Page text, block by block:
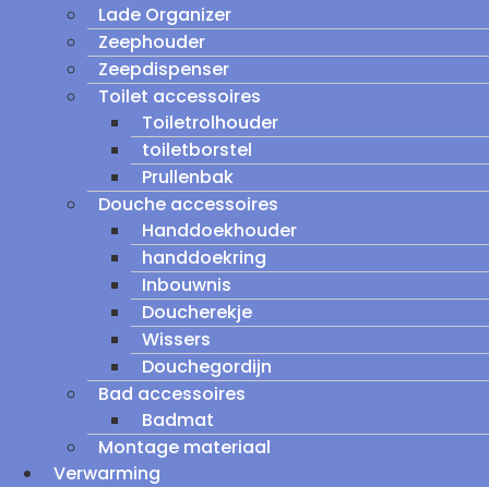
Lade Organizer
Zeephouder
Zeepdispenser
Toilet accessoires
Toiletrolhouder
toiletborstel
Prullenbak
Douche accessoires
Handdoekhouder
handdoekring
Inbouwnis
Doucherekje
Wissers
Douchegordijn
Bad accessoires
Badmat
Montage materiaal
Verwarming